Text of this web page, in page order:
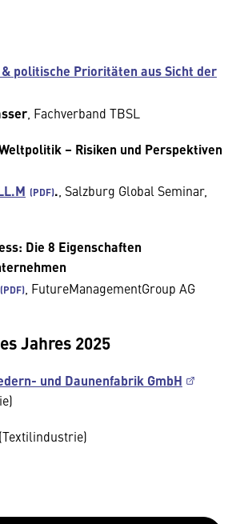
politische Prioritäten aus Sicht der
, Fachverband TBSL
– Risiken und Perspektiven
. , Salzburg Global Seminar,
Die 8 Eigenschaften
, FutureManagementGroup AG
Jahres 2025
und Daunenfabrik GmbH
(Textilindustrie)